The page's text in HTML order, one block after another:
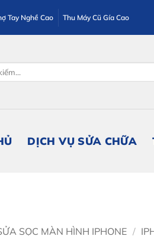
Tay Nghề Cao Thu Máy Cũ Gía Cao
DỊCH VỤ SỬA CHỮA
SỌC MÀN HÌNH IPHONE /